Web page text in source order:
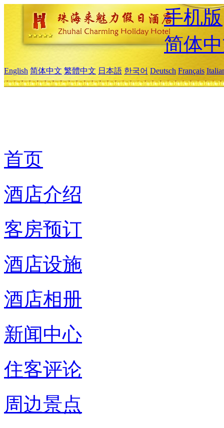
手机版
简体
English 简体中文 繁體中文 日本語 한국어 Deutsch Français
首页
酒店介绍
客房预订
酒店设施
酒店相册
新闻中心
住客评论
周边景点